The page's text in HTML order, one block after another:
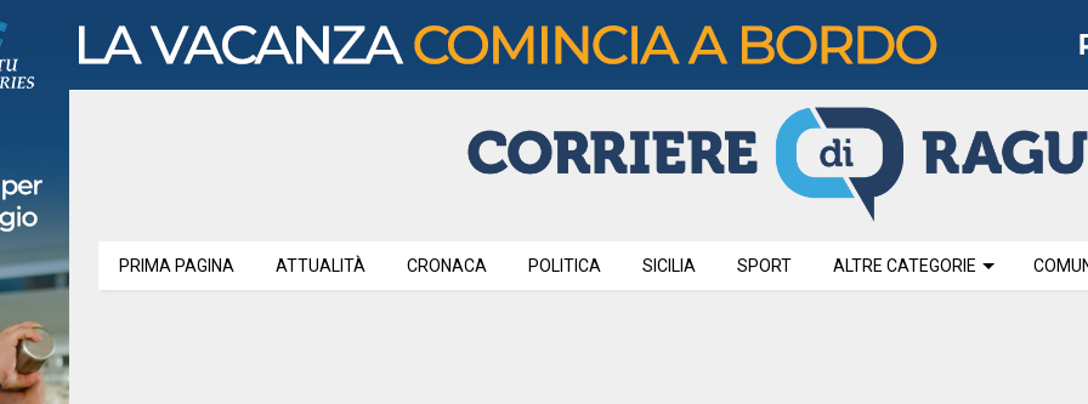
PRIMA PAGINA ATTUALITÀ CRONACA POLITICA SICILIA SPORT ALTRE CATEGORIE